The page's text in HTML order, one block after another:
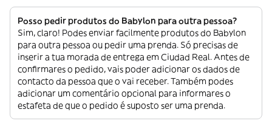
Posso pedir produtos do Babylon para outra pessoa?
Sim, claro! Podes enviar facilmente produtos do Babylon
para outra pessoa ou pedir uma prenda. Só precisas de
inserir a tua morada de entrega em Ciudad Real. Antes de
confirmares o pedido, vais poder adicionar os dados de
contacto da pessoa que o vai receber. Também podes
adicionar um comentário opcional para informares o
estafeta de que o pedido é suposto ser uma prenda.